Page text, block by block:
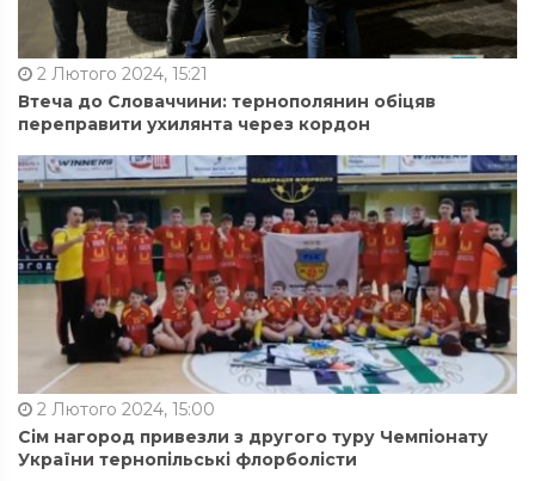
2 Лютого 2024, 15:21
Втеча до Словаччини: тернополянин обіцяв
переправити ухилянта через кордон
2 Лютого 2024, 15:00
Сім нагород привезли з другого туру Чемпіонату
України тернопільські флорболісти